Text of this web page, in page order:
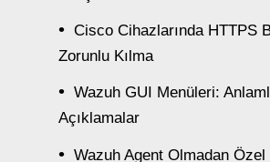
Cisco Cihazlarında HTTPS
Zorunlu Kılma
Wazuh GUI Menüleri:
Açıklamalar
Wazuh Agent Olmadan Özel